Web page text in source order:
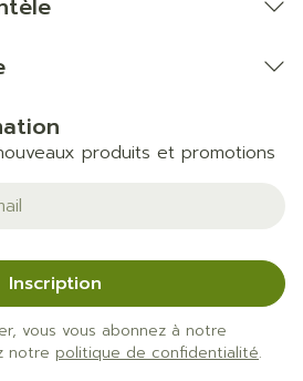
produits et promotions
Inscription
vous vous abonnez à notre
notre politique de confidentialité.